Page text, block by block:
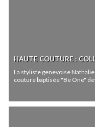
HAUTE COUTURE :
La styliste genevoise
couture baptisée "Be One"